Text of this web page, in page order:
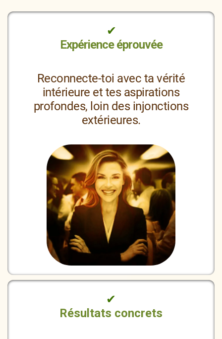
✔
Expérience éprouvée
Reconnecte-toi avec ta vérité
intérieure et tes aspirations
profondes, loin des injonctions
extérieures.
✔
Résultats concrets